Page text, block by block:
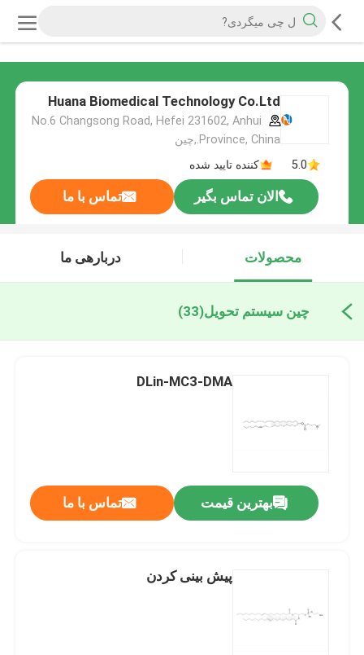
Huana Biomedical Technology Co.Ltd
No.6 Changsong Road, Hefei 231602, Anhui
Province, China.,چین
5.0
کننده تایید شده
الان تماس بگیر تماس با ما
محصولات دربارهی ما
چین سیستم تحویل(33)
DLin-MC3-DMA
بهترین قیمت تماس با ما
پیش بینی کردن